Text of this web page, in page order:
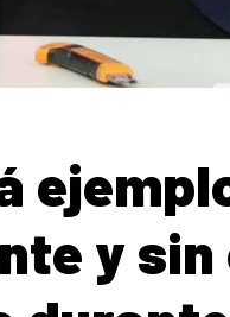
y sin